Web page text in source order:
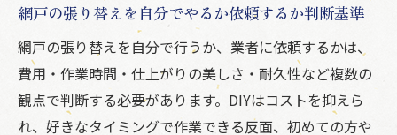
網戸の張り替えを自分でやるか依頼するか判断基準
網戸の張り替えを自分で行うか、業者に依頼するかは、
費用・作業時間・仕上がりの美しさ・耐久性など複数の
観点で判断する必要があります。DIYはコストを抑えら
れ、好きなタイミングで作業できる反面、初めての方や